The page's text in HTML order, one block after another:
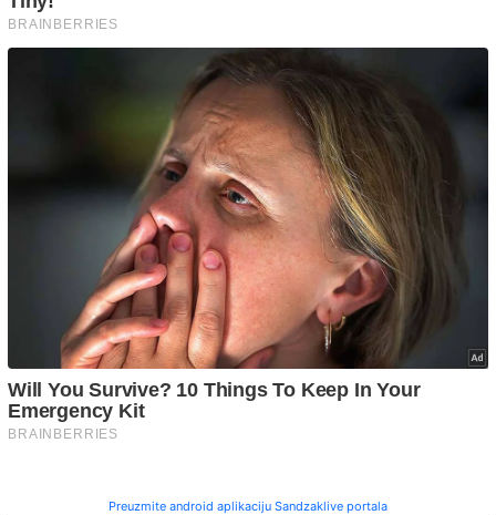
Preuzmite android aplikaciju Sandzaklive portala